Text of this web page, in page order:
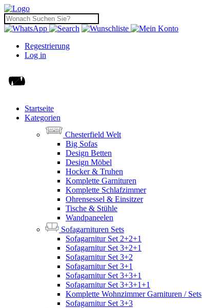
Regestrierung
Log in
Startseite
Kategorien
Chesterfield Welt
Big Sofas
Design Betten
Design Möbel
Hocker & Truhen
Komplette Garnituren
Komplette Schlafzimmer
Ohrensessel & Einsitzer
Tische & Stühle
Wandpaneelen
Sofagarnituren Sets
Sofagarnitur Set 2+2+1
Sofagarnitur Set 3+2+1
Sofagarnitur Set 3+2
Sofagarnitur Set 3+1
Sofagarnitur Set 3+3+1
Sofagarnitur Set 3+3+1+1
Komplette Wohnzimmer Garnituren / Sets
Sofagarnitur Set 3+3